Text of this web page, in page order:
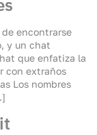
encontrarse
y un chat
que enfatiza la
con extraños
Los nombres